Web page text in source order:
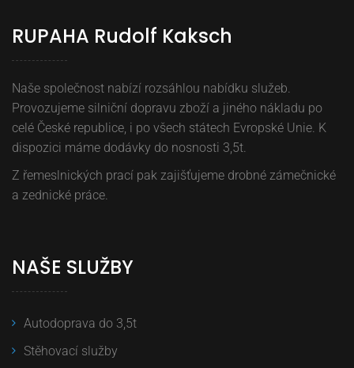
RUPAHA Rudolf Kaksch
Naše společnost nabízí rozsáhlou nabídku služeb.
Provozujeme silniční dopravu zboží a jiného nákladu po
celé České republice, i po všech státech Evropské Unie. K
dispozici máme dodávky do nosnosti 3,5t.
Z řemeslnických prací pak zajišťujeme drobné zámečnické
a zednické práce.
NAŠE SLUŽBY
Autodoprava do 3,5t
Stěhovací služby